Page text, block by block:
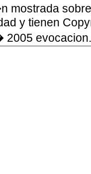
mostrada
y tienen